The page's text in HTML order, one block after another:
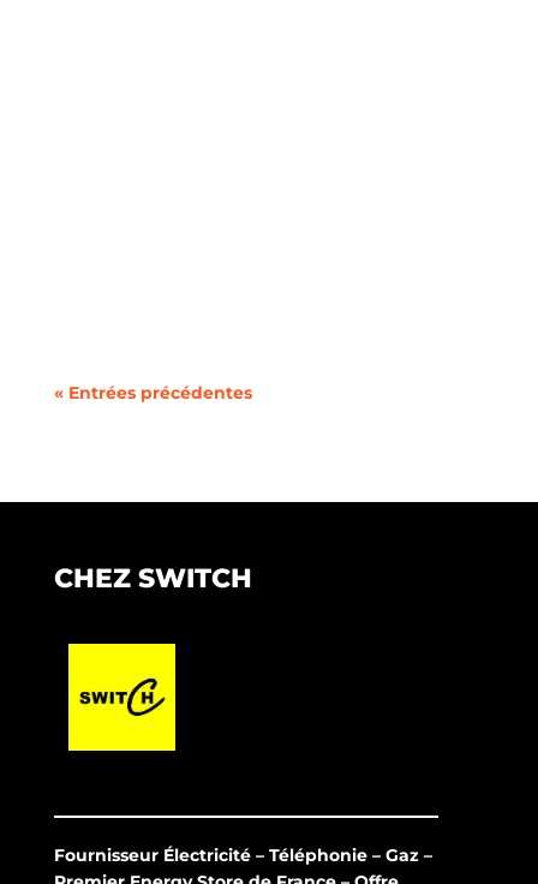
« Entrées précédentes
CHEZ SWITCH
Fournisseur Électricité – Téléphonie – Gaz –